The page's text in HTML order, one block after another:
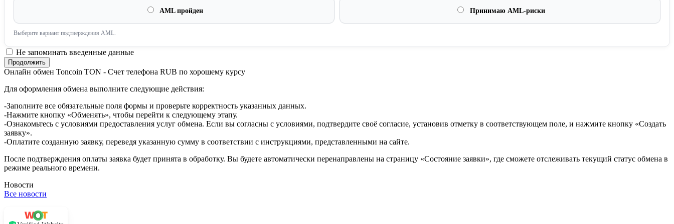
AML пройден Принимаю AML-риски
Выберите вариант подтверждения AML.
Не запоминать введенные данные
Онлайн обмен Toncoin TON - Счет телефона RUB по хорошему курсу
Для оформления обмена выполните следующие действия:
-Заполните все обязательные поля формы и проверьте корректность указанных данных.
-Нажмите кнопку «Обменять», чтобы перейти к следующему этапу.
-Ознакомьтесь с условиями предоставления услуг обмена. Если вы согласны с условиями, подтвердите своё согласие, установив отметку в соответствующем поле, и нажмите кнопку «Создать
заявку».
-Оплатите созданную заявку, переведя указанную сумму в соответствии с инструкциями, представленными на сайте.
После подтверждения оплаты заявка будет принята в обработку. Вы будете автоматически перенаправлены на страницу «Состояние заявки», где сможете отслеживать текущий статус обмена в
режиме реального времени.
Новости
Все новости